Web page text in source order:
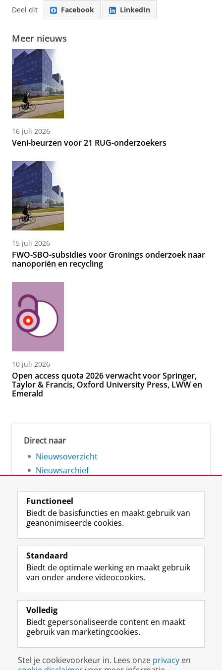
Deel dit Facebook LinkedIn
Meer nieuws
16 juli 2026
Veni-beurzen voor 21 RUG-onderzoekers
15 juli 2026
FWO-SBO-subsidies voor Gronings onderzoek naar
nanoporiën en recycling
10 juli 2026
Open access quota 2026 verwacht voor Springer,
Taylor & Francis, Oxford University Press, LWW en
Emerald
Direct naar
Nieuwsoverzicht
Nieuwsarchief
Volg de RUG
F
a
e
b
o
p
a
i
n
L
i
k
e
I
-
p
g
i
R
S
-
f
e
R
k
s
I
n
t
r
m
c
c
Y
o
T
e
k
a
a
Studiekiezers
Alumni
Over ons
Disclaimer & Copyright
Inloggen
Functioneel
Biedt de basisfuncties en maakt gebruik van
geanonimiseerde cookies.
Standaard
Biedt de optimale werking en maakt gebruik
van onder andere videocookies.
Volledig
Biedt gepersonaliseerde content en maakt
gebruik van marketingcookies.
Stel je cookievoorkeur in. Lees onze privacy en